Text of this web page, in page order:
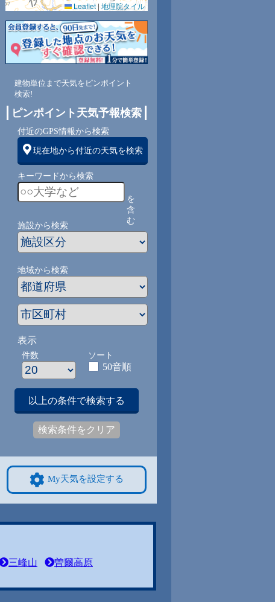
Leaflet | 地理院タイル
建物単位まで天気をピンポイント
検索!
ピンポイント天気予報検索
付近のGPS情報から検索
現在地から付近の天気を検索
キーワードから検索
を
含
む
施設から検索
地域から検索
表示
件数 ソート
50音順
以上の条件で検索する
検索条件をクリア
My天気を設定する
三峰山 曽爾高原